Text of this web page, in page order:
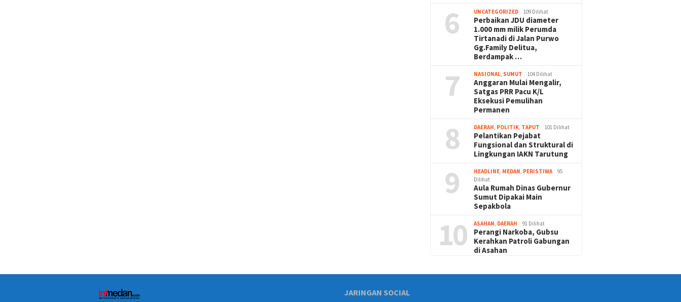
6 UNCATEGORIZED 109 Dilihat
Perbaikan JDU diameter
1.000 mm milik Perumda
Tirtanadi di Jalan Purwo
Gg.Family Delitua,
Berdampak …
7 NASIONAL, SUMUT 104 Dilihat
Anggaran Mulai Mengalir,
Satgas PRR Pacu K/L
Eksekusi Pemulihan
Permanen
8 DAERAH, POLITIK, TAPUT 101 Dilihat
Pelantikan Pejabat
Fungsional dan Struktural di
Lingkungan IAKN Tarutung
9 HEADLINE, MEDAN, PERISTIWA
95
Dilihat
Aula Rumah Dinas Gubernur
Sumut Dipakai Main
Sepakbola
10 ASAHAN, DAERAH 91 Dilihat
Perangi Narkoba, Gubsu
Kerahkan Patroli Gabungan
di Asahan
JARINGAN SOCIAL